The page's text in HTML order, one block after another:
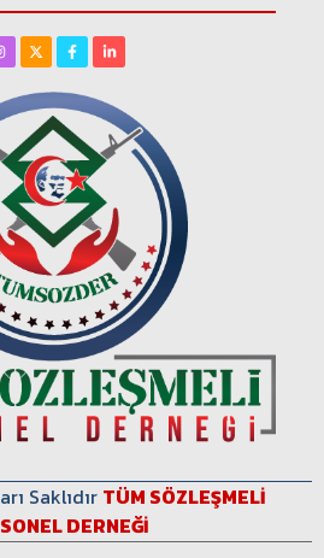
Saklıdır TÜM SÖZLEŞMELİ
DERNEĞİ